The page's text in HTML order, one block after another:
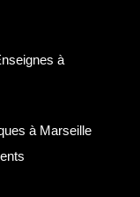
à
à Marseille